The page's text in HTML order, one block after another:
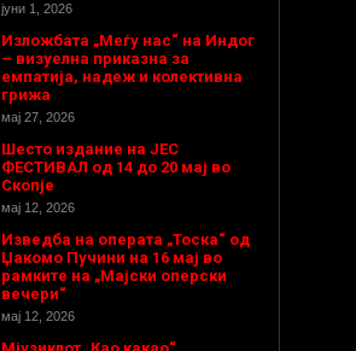
јуни 1, 2026
Изложбата „Меѓу нас“ на Индог
– визуелна приказна за
емпатија, надеж и колективна
грижа
мај 27, 2026
Шесто издание на ЈЕС
ФЕСТИВАЛ од 14 до 20 мај во
Скопје
мај 12, 2026
Изведба на операта „Тоска“ од
Џакомо Пучини на 16 мај во
рамките на „Мајски оперски
вечери“
мај 12, 2026